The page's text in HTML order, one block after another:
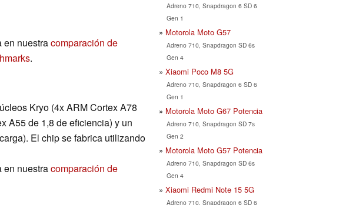
en nuestracomparación de
.
Kryo (4x ARM Cortex A78
A55 de 1,8 de eficiencia) y un
El chip se fabrica utilizando
en nuestracomparación de
Adreno 710, Snapdragon 6 SD 6
Gen 1
Motorola Moto G57
Adreno 710, Snapdragon SD 6s
Gen 4
Xiaomi Poco M8 5G
Adreno 710, Snapdragon 6 SD 6
Gen 1
Motorola Moto G67 Potencia
Adreno 710, Snapdragon SD 7s
Gen 2
Motorola Moto G57 Potencia
Adreno 710, Snapdragon SD 6s
Gen 4
Xiaomi Redmi Note 15 5G
Adreno 710, Snapdragon 6 SD 6